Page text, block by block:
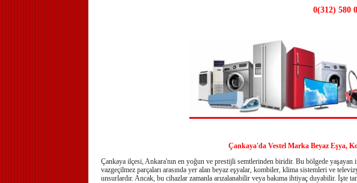
0(312) 580
Çankaya'da Vestel Marka Beyaz Eşya,
Çankaya ilçesi, Ankara'nın en yoğun ve prestijli semtlerinden biridir. Bu bölgede
vazgeçilmez parçaları arasında yer alan beyaz eşyalar, kombiler, klima sistemleri ve
unsurlardır. Ancak, bu cihazlar zamanla arızalanabilir veya bakıma ihtiyaç duyabilir. İşte